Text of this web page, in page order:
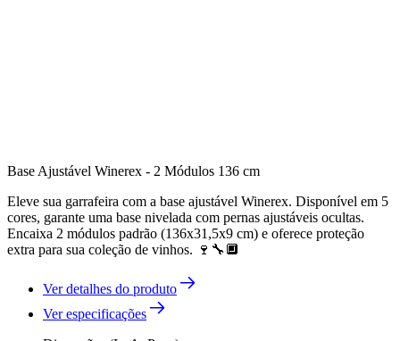
Base Ajustável Winerex - 2 Módulos 136 cm
Eleve sua garrafeira com a base ajustável Winerex. Disponível em 5
cores, garante uma base nivelada com pernas ajustáveis ocultas.
Encaixa 2 módulos padrão (136x31,5x9 cm) e oferece proteção
extra para sua coleção de vinhos. 🍷🔧🔲
Ver detalhes do produto
Ver especificações